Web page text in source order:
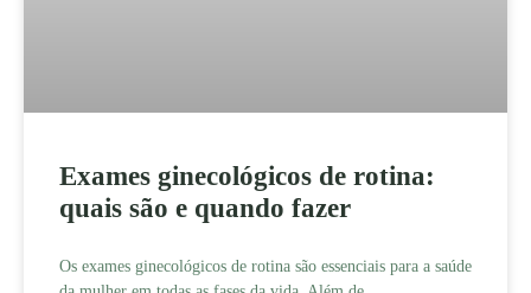
Exames ginecológicos de rotina:
quais são e quando fazer
Os exames ginecológicos de rotina são essenciais para a saúde